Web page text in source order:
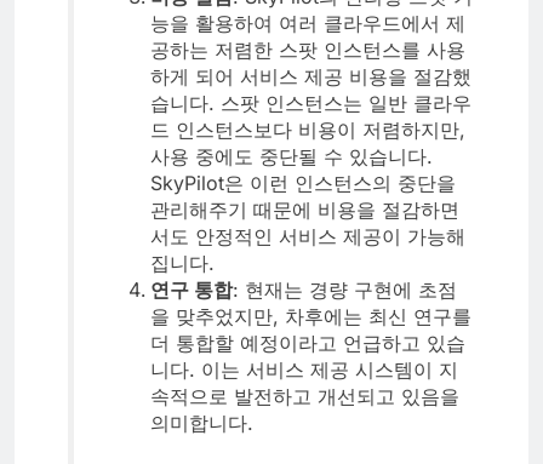
능을 활용하여 여러 클라우드에서 제
공하는 저렴한 스팟 인스턴스를 사용
하게 되어 서비스 제공 비용을 절감했
습니다. 스팟 인스턴스는 일반 클라우
드 인스턴스보다 비용이 저렴하지만,
사용 중에도 중단될 수 있습니다.
SkyPilot은 이런 인스턴스의 중단을
관리해주기 때문에 비용을 절감하면
서도 안정적인 서비스 제공이 가능해
집니다.
연구 통합: 현재는 경량 구현에 초점
을 맞추었지만, 차후에는 최신 연구를
더 통합할 예정이라고 언급하고 있습
니다. 이는 서비스 제공 시스템이 지
속적으로 발전하고 개선되고 있음을
의미합니다.